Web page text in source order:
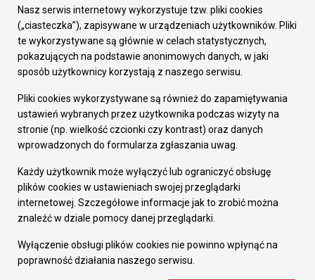
Załatw sprawę
Prezydent Miasta
Rada Miasta
Wydziały
Elektroniczna Skrzynka Podawcza
Gospodarka
Fundusze europejskie
Środki krajowe
Oferty inwestycyjne
Pozostałe
Deklaracja dostępności
Dane osobowe
Dodaj opinię o witrynie
Nasz serwis internetowy wykorzystuje tzw. pliki cookies
(„ciasteczka”), zapisywane w urządzeniach użytkowników. Pliki
te wykorzystywane są głównie w celach statystycznych,
pokazujących na podstawie anonimowych danych, w jaki
sposób użytkownicy korzystają z naszego serwisu.
Pliki cookies wykorzystywane są również do zapamiętywania
ustawień wybranych przez użytkownika podczas wizyty na
stronie (np. wielkość czcionki czy kontrast) oraz danych
wprowadzonych do formularza zgłaszania uwag.
Każdy użytkownik może wyłączyć lub ograniczyć obsługę
plików cookies w ustawieniach swojej przeglądarki
internetowej. Szczegółowe informacje jak to zrobić można
znaleźć w dziale pomocy danej przeglądarki.
Wyłączenie obsługi plików cookies nie powinno wpłynąć na
poprawność działania naszego serwisu.